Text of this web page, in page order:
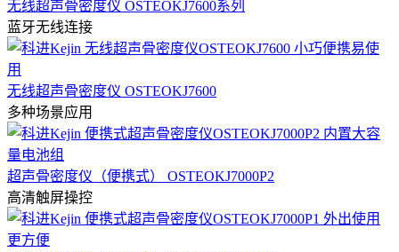
无线超声骨密度仪 OSTEOKJ7600系列
蓝牙无线连接
无线超声骨密度仪 OSTEOKJ7600
多种场景应用
超声骨密度仪（便携式） OSTEOKJ7000P2
高清触屏操控